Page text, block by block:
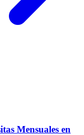
Mensuales en